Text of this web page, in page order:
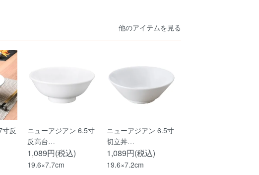
他のアイテムを見る
寸反
ニューアジアン 6.5寸
反高台…
1,089円(税込)
19.6×7.7cm
ニューアジアン 6.5寸
切立丼…
1,089円(税込)
19.6×7.2cm